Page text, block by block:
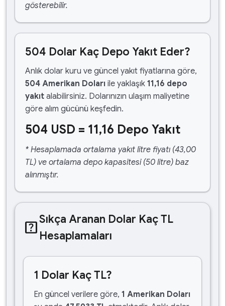
gösterebilir.
504 Dolar Kaç Depo Yakıt Eder?
Anlık dolar kuru ve güncel yakıt fiyatlarına göre,
504 Amerikan Doları ile yaklaşık 11,16 depo
yakıt alabilirsiniz. Dolarınızın ulaşım maliyetine
göre alım gücünü keşfedin.
504 USD = 11,16 Depo Yakıt
* Hesaplamada ortalama yakıt litre fiyatı (43,00
TL) ve ortalama depo kapasitesi (50 litre) baz
alınmıştır.
help_centerSıkça Aranan Dolar Kaç TL
Hesaplamaları
1 Dolar Kaç TL?
En güncel verilere göre, 1 Amerikan Doları